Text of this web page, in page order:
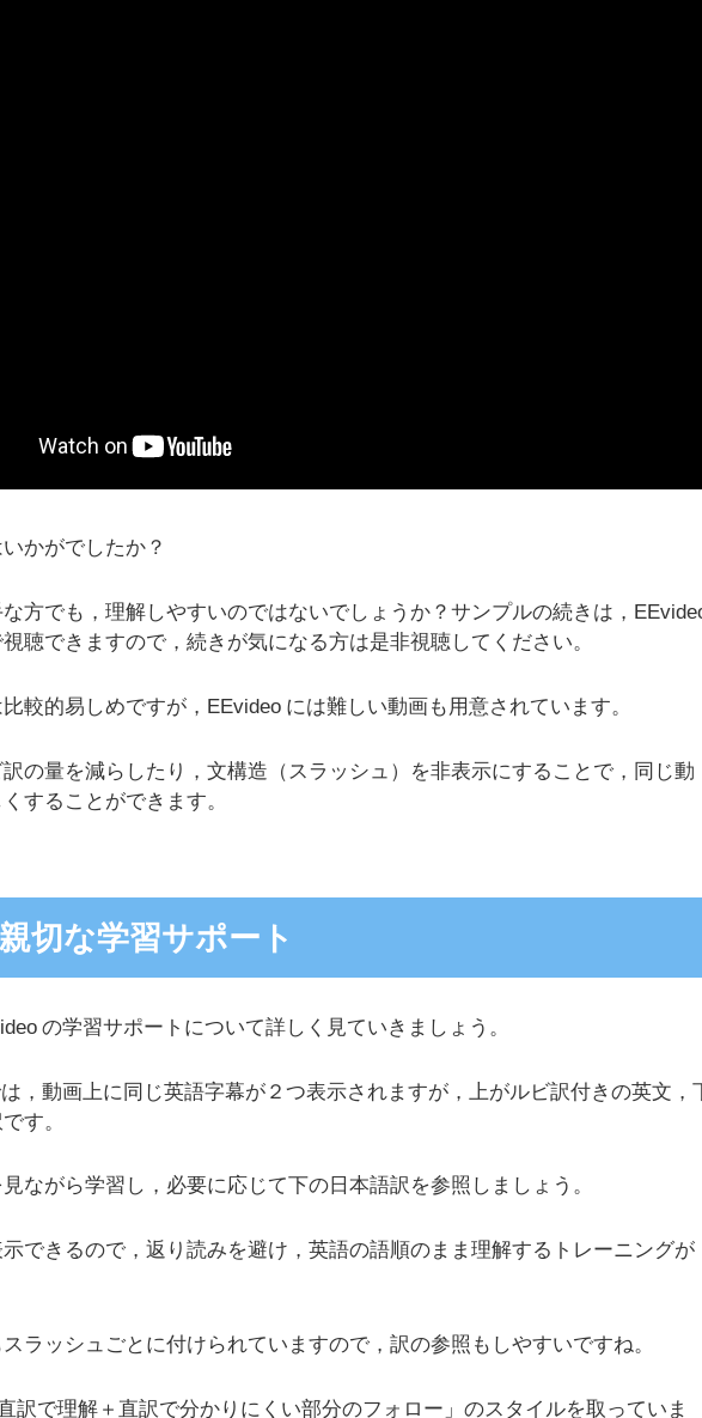
かがでしたか？
方でも，理解しやすいのではないでしょうか？サンプルの続きは，
聴できますので，続きが気になる方は是非視聴してください。
較的易しめですが，EEvideo には難しい動画も用意されています。
訳の量を減らしたり，文構造（スラッシュ）を非表示にすることで，同じ動
することができます。
切な学習サポート
の学習サポートについて詳しく見ていきましょう。
，動画上に同じ英語字幕が２つ表示されますが，上がルビ訳付きの英文，
す。
ながら学習し，必要に応じて下の日本語訳を参照しましょう。
できるので，返り読みを避け，英語の語順のまま理解するトレーニングが
スラッシュごとに付けられていますので，訳の参照もしやすいですね。
訳で理解＋直訳で分かりにくい部分のフォロー」のスタイルを取っていま